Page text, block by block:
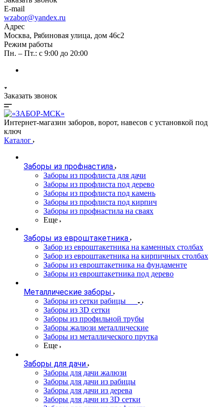
E-mail
wzabor@yandex.ru
Адрес
Москва, Рябиновая улица, дом 46с2
Режим работы
Пн. – Пт.: с 9:00 до 20:00
Заказать звонок
Интернет-магазин заборов, ворот, навесов с установкой под
ключ
Каталог
Заборы из профнастила
Заборы из профлиста для дачи
Заборы из профлиста под дерево
Заборы из профлиста под камень
Заборы из профлиста под кирпич
Заборы из профнастила на сваях
Еще
Заборы из евроштакетника
Забор из евроштакетника на каменных столбах
Забор из евроштакетника на кирпичных столбах
Заборы из евроштакетника на фундаменте
Заборы из евроштакетника под дерево
Металлические заборы
Заборы из сетки рабицы
Заборы из 3D сетки
Заборы из профильной трубы
Заборы жалюзи металлические
Заборы из металлического прутка
Еще
Заборы для дачи
Заборы для дачи жалюзи
Заборы для дачи из рабицы
Заборы для дачи из дерева
Заборы для дачи из 3D сетки